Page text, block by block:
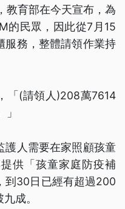
教育部在今天宣布，為
的民眾，因此從7月15
服務，整體請領作業持
「(請領人)208萬7614
護人需要在家照顧孩童
供「孩童家庭防疫補
到30日已經有超過200
成。